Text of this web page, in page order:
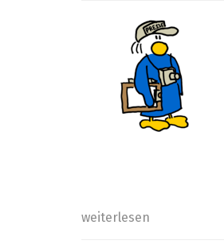
weiterlesen